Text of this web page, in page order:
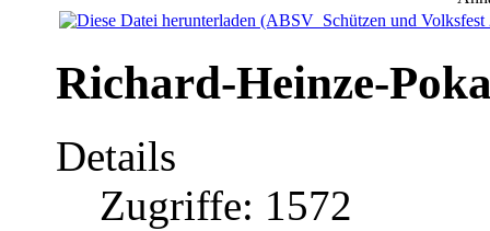
Richard-Heinze-
Details
Zugriffe: 1572